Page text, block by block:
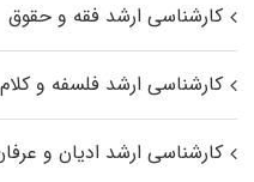
کارشناسی ارشد فقه و حقوق
کارشناسی ارشد فلسفه و
کارشناسی ارشد ادیان و